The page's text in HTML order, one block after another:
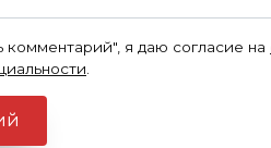
я даю согласие на
.